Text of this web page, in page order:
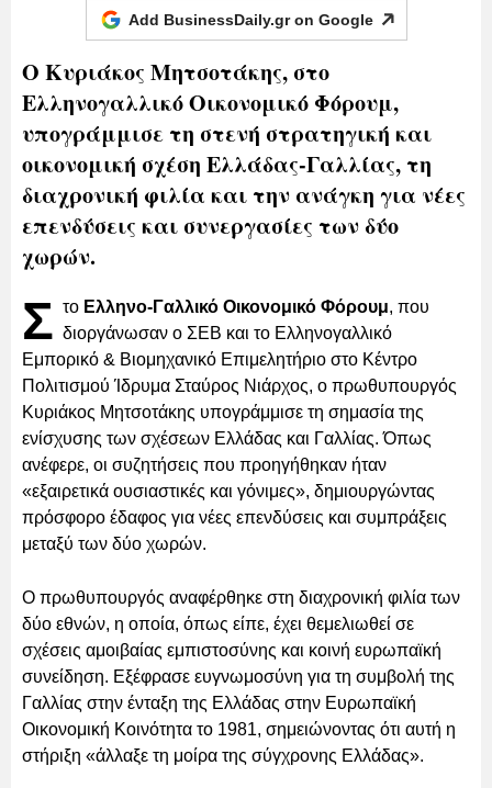
Add BusinessDaily.gr on Google
Ο Κυριάκος Μητσοτάκης, στο
Ελληνογαλλικό Οικονομικό Φόρουμ,
υπογράμμισε τη στενή στρατηγική και
οικονομική σχέση Ελλάδας-Γαλλίας, τη
διαχρονική φιλία και την ανάγκη για νέες
επενδύσεις και συνεργασίες των δύο
χωρών.
Σ το Ελληνο-Γαλλικό Οικονομικό Φόρουμ, που
διοργάνωσαν ο ΣΕΒ και το Ελληνογαλλικό
Εμπορικό & Βιομηχανικό Επιμελητήριο στο Κέντρο
Πολιτισμού Ίδρυμα Σταύρος Νιάρχος, ο πρωθυπουργός
Κυριάκος Μητσοτάκης υπογράμμισε τη σημασία της
ενίσχυσης των σχέσεων Ελλάδας και Γαλλίας. Όπως
ανέφερε, οι συζητήσεις που προηγήθηκαν ήταν
«εξαιρετικά ουσιαστικές και γόνιμες», δημιουργώντας
πρόσφορο έδαφος για νέες επενδύσεις και συμπράξεις
μεταξύ των δύο χωρών.
Ο πρωθυπουργός αναφέρθηκε στη διαχρονική φιλία των
δύο εθνών, η οποία, όπως είπε, έχει θεμελιωθεί σε
σχέσεις αμοιβαίας εμπιστοσύνης και κοινή ευρωπαϊκή
συνείδηση. Εξέφρασε ευγνωμοσύνη για τη συμβολή της
Γαλλίας στην ένταξη της Ελλάδας στην Ευρωπαϊκή
Οικονομική Κοινότητα το 1981, σημειώνοντας ότι αυτή η
στήριξη «άλλαξε τη μοίρα της σύγχρονης Ελλάδας».